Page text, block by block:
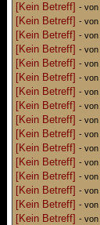
[Kein Betreff] - von
[Kein Betreff] - von
[Kein Betreff] - von
[Kein Betreff] - von
[Kein Betreff] - von
[Kein Betreff] - von
[Kein Betreff] - von
[Kein Betreff] - von
[Kein Betreff] - von
[Kein Betreff] - von
[Kein Betreff] - von
[Kein Betreff] - von
[Kein Betreff] - von
[Kein Betreff] - von
[Kein Betreff] - von
[Kein Betreff] - von